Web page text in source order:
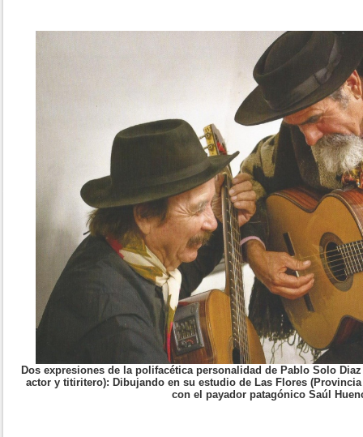
Dos expresiones de la polifacética personalidad de Pablo Solo
actor y titiritero): Dibujando en su estudio de Las Flores
con el payador patagónico Saúl